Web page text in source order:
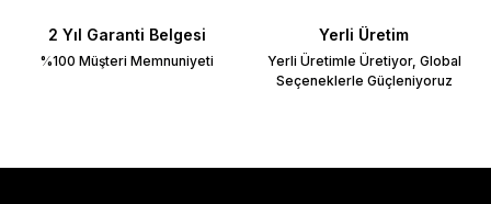
2 Yıl Garanti Belgesi
%100 Müşteri Memnuniyeti
Yerli Üretim
Yerli Üretimle Üretiyor, Global
Seçeneklerle Güçleniyoruz